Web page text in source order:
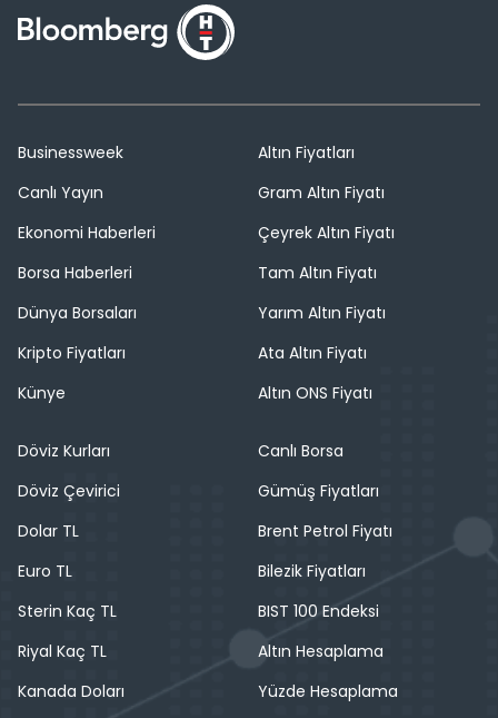
Businessweek
Canlı Yayın
Ekonomi Haberleri
Borsa Haberleri
Dünya Borsaları
Kripto Fiyatları
Künye
Altın Fiyatları
Gram Altın Fiyatı
Çeyrek Altın Fiyatı
Tam Altın Fiyatı
Yarım Altın Fiyatı
Ata Altın Fiyatı
Altın ONS Fiyatı
Döviz Kurları
Döviz Çevirici
Dolar TL
Euro TL
Sterin Kaç TL
Riyal Kaç TL
Kanada Doları
Canlı Borsa
Gümüş Fiyatları
Brent Petrol Fiyatı
Bilezik Fiyatları
BIST 100 Endeksi
Altın Hesaplama
Yüzde Hesaplama